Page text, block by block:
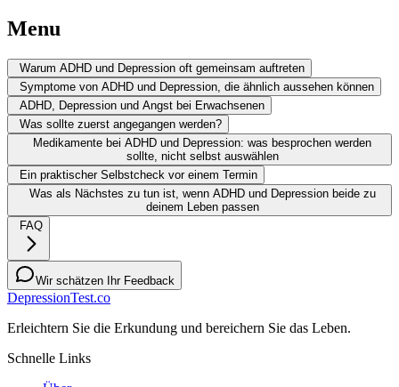
Menu
Warum ADHD und Depression oft gemeinsam auftreten
Symptome von ADHD und Depression, die ähnlich aussehen können
ADHD, Depression und Angst bei Erwachsenen
Was sollte zuerst angegangen werden?
Medikamente bei ADHD und Depression: was besprochen werden
sollte, nicht selbst auswählen
Ein praktischer Selbstcheck vor einem Termin
Was als Nächstes zu tun ist, wenn ADHD und Depression beide zu
deinem Leben passen
FAQ
Wir schätzen Ihr Feedback
DepressionTest.co
Erleichtern Sie die Erkundung und bereichern Sie das Leben.
Schnelle Links